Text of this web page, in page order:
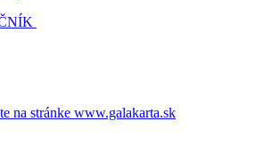
na stránke www.galakarta.sk